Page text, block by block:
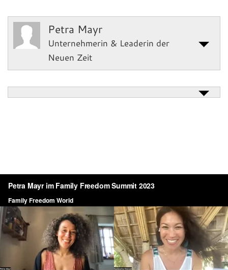
Petra Mayr
Unternehmerin & Leaderin der
Neuen Zeit